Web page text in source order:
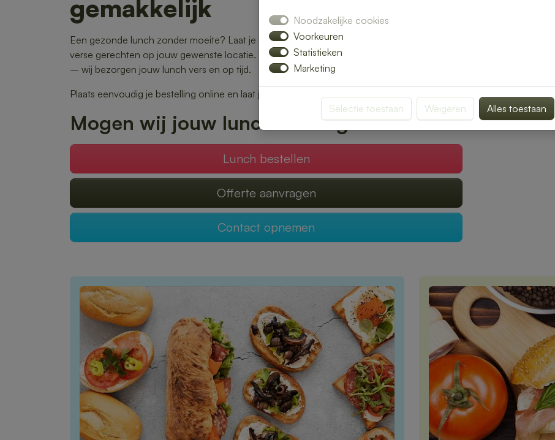
gemakkelijk
Een gezonde lunch zonder moeite? Laat je lunch bezorgen in Zieuwent en geniet van
verse gerechten op jouw gewenste locatie. Van kleurrijke salades tot knapperige broodjes
– wij bezorgen jouw lunch vers en op tijd.
Plaats eenvoudig je bestelling online en laat je verrassen door smaak en kwaliteit.
Mogen wij jouw lunch verzorgen?
Lunch bestellen
Offerte aanvragen
Contact opnemen
Noodzakelijke cookies
Voorkeuren
Statistieken
Marketing
Selectie toestaan Weigeren Alles toestaan